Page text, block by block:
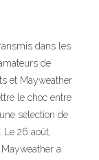
dans les
de
et Mayweather
le choc entre
sélection de
Le 26 août,
a